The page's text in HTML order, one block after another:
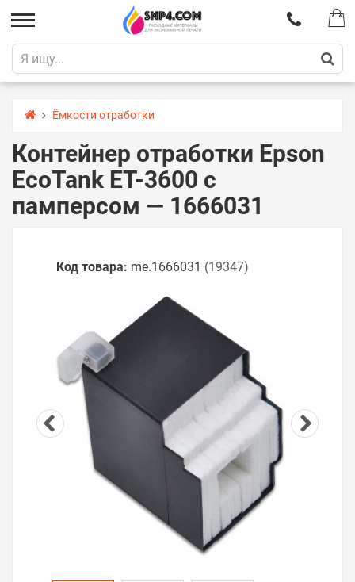
Ёмкости отработки
Контейнер отработки Epson
EcoTank ET-3600 с
памперсом — 1666031
Код товара: me.1666031 (19347)